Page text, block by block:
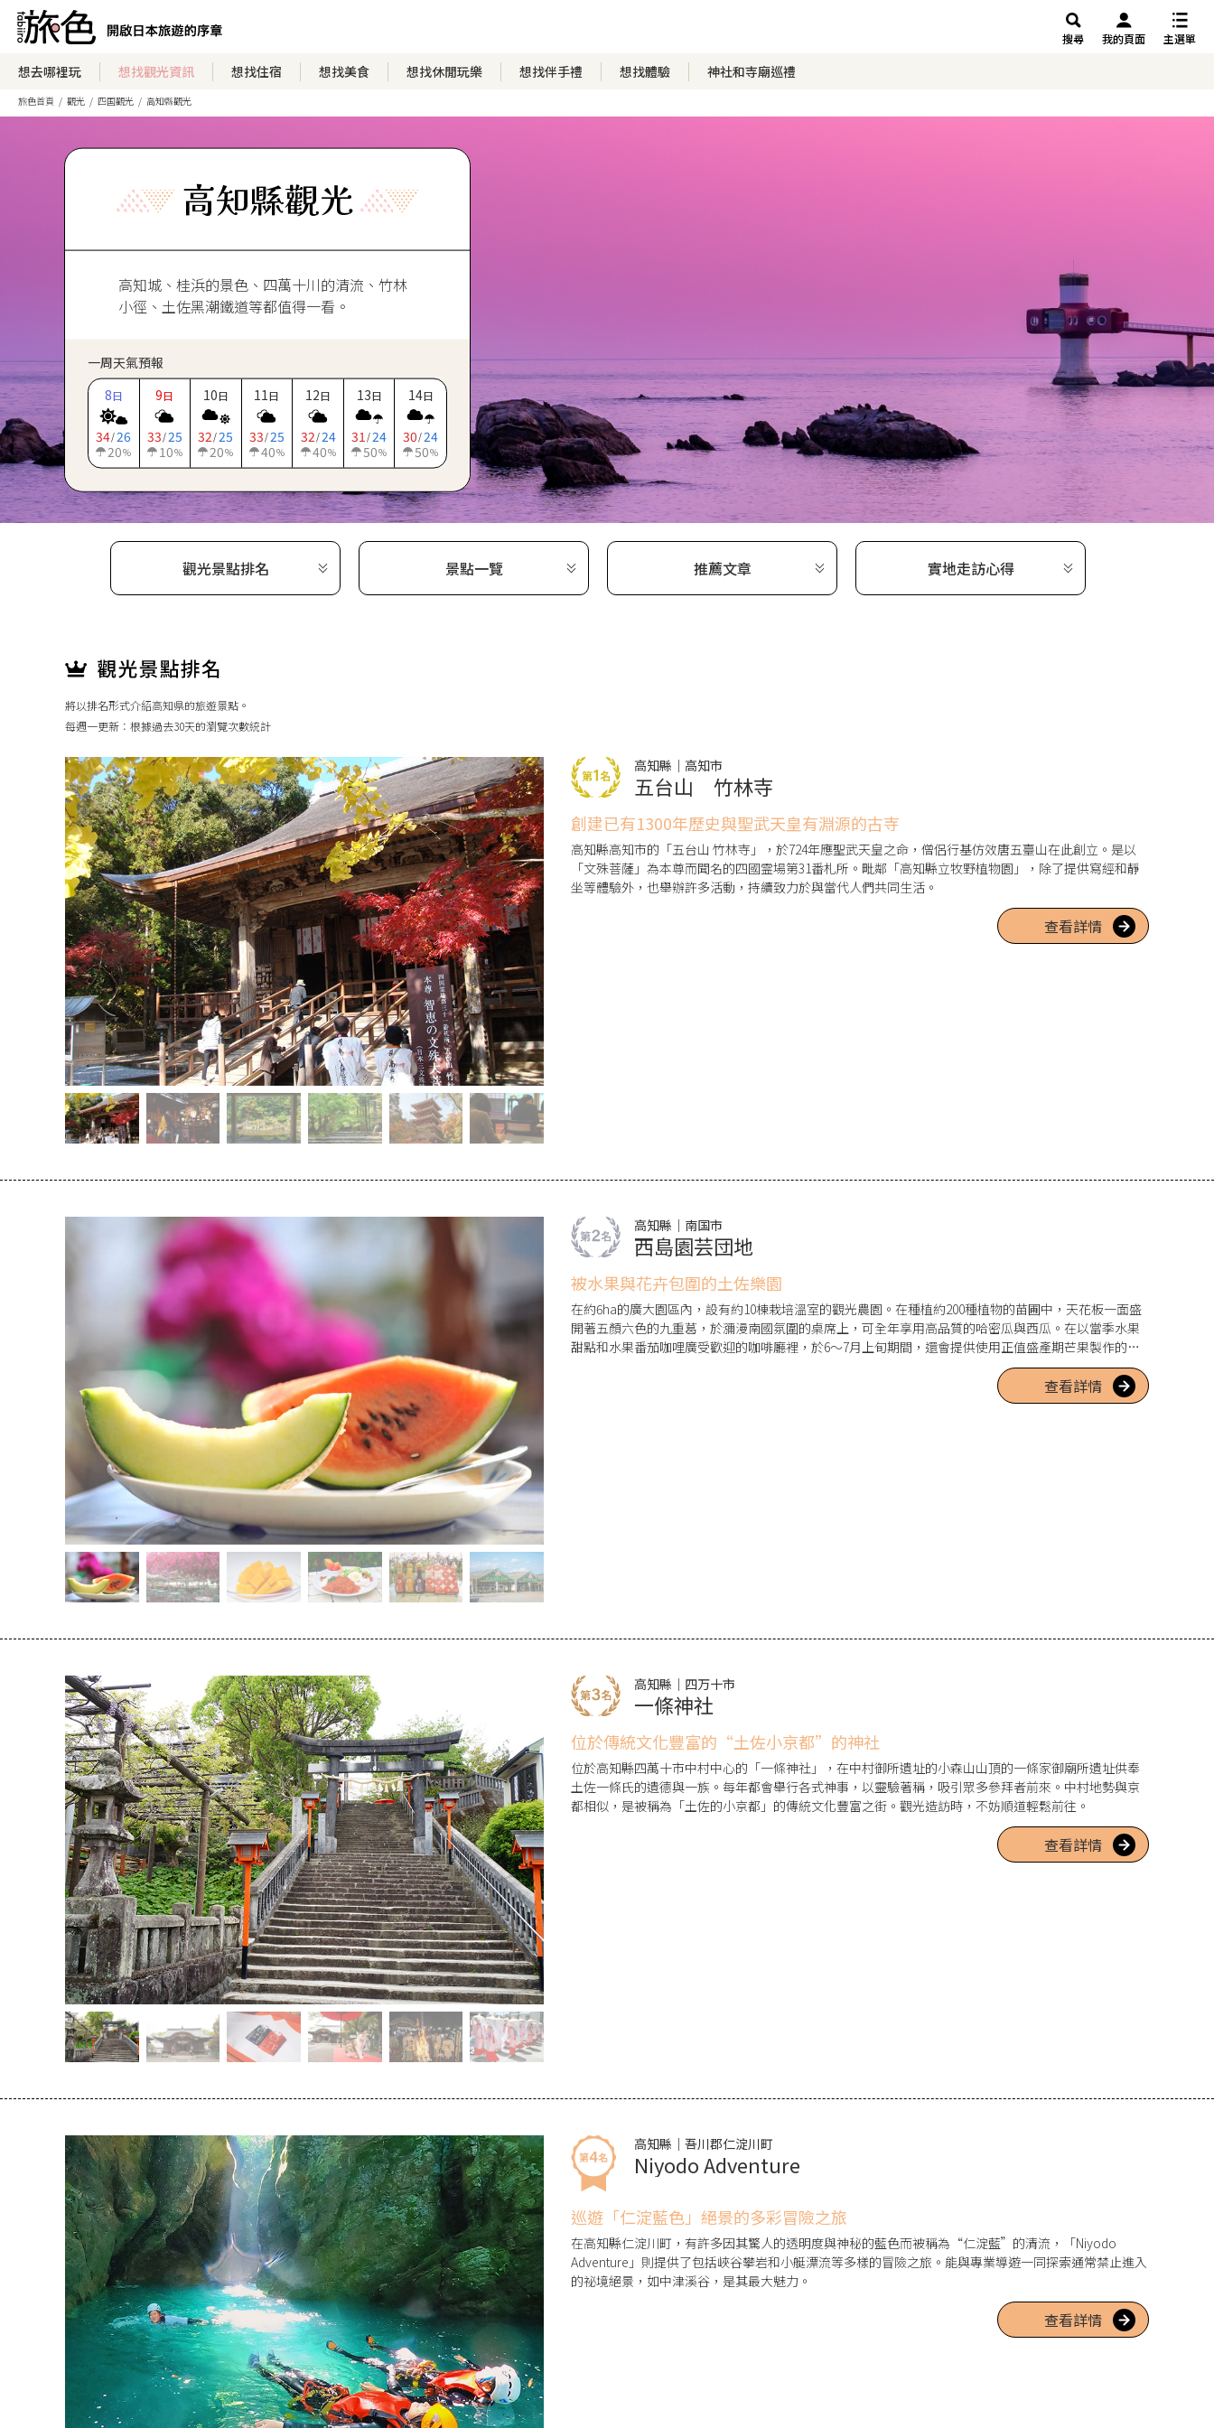
搜尋 我的頁面 主選單
想去哪裡玩 想找觀光資訊 想找住宿 想找美食 想找休閒玩樂 想找伴手禮 想找體驗 神社和寺廟巡禮
旅色首頁 觀光 四国觀光 高知縣觀光
高知縣觀光
高知城、桂浜的景色、四萬十川的清流、竹林
小徑、土佐黑潮鐵道等都值得一看。
一周天氣預報
8日
34/26
20%
9日
33 /25
10%
10日
32 /25
20%
11日
33 /25
40%
12日
32 /24
40%
13日
31 /24
50%
14日
30 /24
50%
觀光景點排名 景點一覽 推薦文章 實地走訪心得
將以排名形式介紹高知県的旅遊景點。
每週一更新：根據過去30天的瀏覽次數統計
高知縣｜高知市
五台山 竹林寺
創建已有1300年歷史與聖武天皇有淵源的古寺
高知縣高知市的「五台山 竹林寺」，於724年應聖武天皇之命，僧侶行基仿效唐五臺山在此創立。是以
「文殊菩薩」為本尊而聞名的四國霊場第31番札所。毗鄰「高知縣立牧野植物園」，除了提供寫經和靜
坐等體驗外，也舉辦許多活動，持續致力於與當代人們共同生活。
查看詳情
高知縣｜南国市
西島園芸団地
被水果與花卉包圍的土佐樂園
在約6ha的廣大園區內，設有約10棟栽培溫室的觀光農園。在種植約200種植物的苗圃中，天花板一面盛
開著五顏六色的九重葛，於瀰漫南國氛圍的桌席上，可全年享用高品質的哈密瓜與西瓜。在以當季水果
甜點和水果番茄咖哩廣受歡迎的咖啡廳裡，於6～7月上旬期間，還會提供使用正值盛產期芒果製作的鬆
餅與芭菲等餐點；在匯集高知縣名產的伴手禮區，亦會舉辦熟成芒果特賣市等活動，是個推薦景點。
查看詳情
高知縣｜四万十市
一條神社
位於傳統文化豐富的“土佐小京都”的神社
位於高知縣四萬十市中村中心的「一條神社」，在中村御所遺址的小森山山頂的一條家御廟所遺址供奉
土佐一條氏的遺德與一族。每年都會舉行各式神事，以靈驗著稱，吸引眾多參拜者前來。中村地勢與京
都相似，是被稱為「土佐的小京都」的傳統文化豐富之街。觀光造訪時，不妨順道輕鬆前往。
查看詳情
高知縣｜吾川郡仁淀川町
Niyodo Adventure
巡遊「仁淀藍色」絕景的多彩冒險之旅
在高知縣仁淀川町，有許多因其驚人的透明度與神秘的藍色而被稱為“仁淀藍”的清流，「Niyodo
Adventure」則提供了包括峽谷攀岩和小艇漂流等多樣的冒險之旅。能與專業導遊一同探索通常禁止進入
的祕境絕景，如中津溪谷，是其最大魅力。
查看詳情